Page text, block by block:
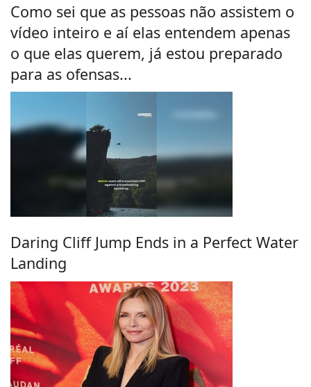
Como sei que as pessoas não assistem o
vídeo inteiro e aí elas entendem apenas
o que elas querem, já estou preparado
para as ofensas...
Daring Cliff Jump Ends in a Perfect Water
Landing